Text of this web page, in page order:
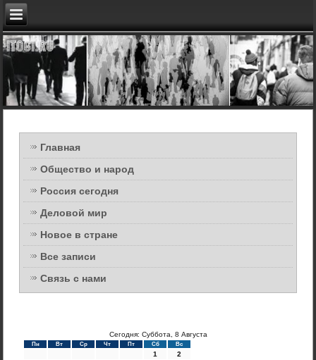
Главная
Общество и народ
Россия сегодня
Деловой мир
Новое в стране
Все записи
Связь с нами
Сегодня: Суббота, 8 Августа
Пн Вт Ср Чт Пт Сб Вс
1
2